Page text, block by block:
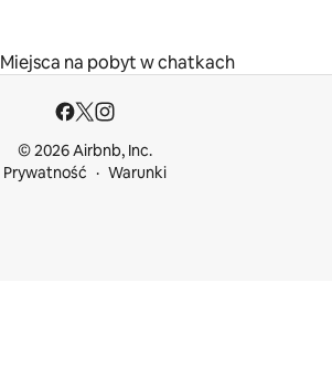
Miejsca na pobyt w chatkach
© 2026 Airbnb, Inc.
Prywatność
Warunki